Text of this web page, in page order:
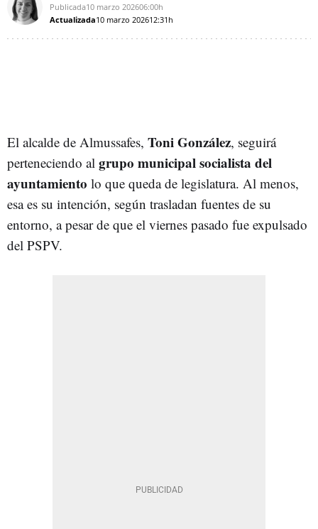
Publicada10 marzo 202606:00h
Actualizada10 marzo 202612:31h
El alcalde de Almussafes, Toni González, seguirá
perteneciendo al grupo municipal socialista del
ayuntamiento lo que queda de legislatura. Al menos,
esa es su intención, según trasladan fuentes de su
entorno, a pesar de que el viernes pasado fue expulsado
del PSPV.